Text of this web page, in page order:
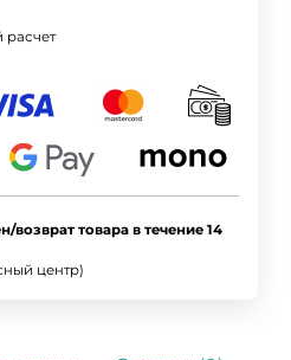
возврат товара в течение 14
центр)